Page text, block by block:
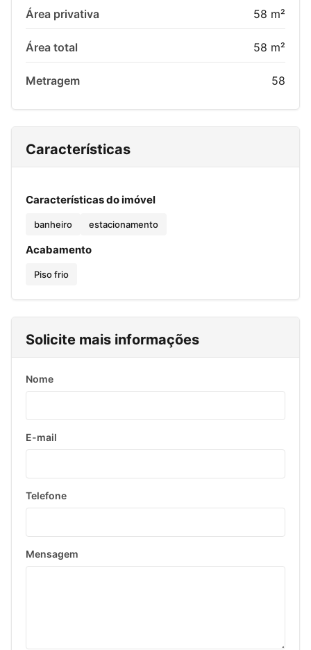
Área privativa 58 m²
Área total 58 m²
Metragem 58
Características
Características do imóvel
banheiro estacionamento
Acabamento
Piso frio
Solicite mais informações
Nome
E-mail
Telefone
Mensagem